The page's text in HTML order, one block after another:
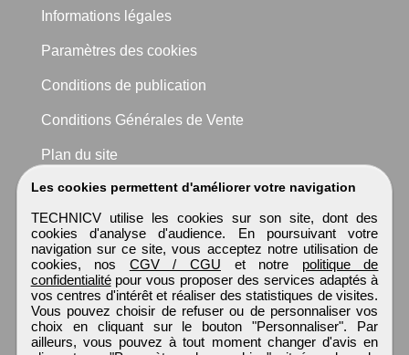
Les cookies permettent d'améliorer votre navigation
TECHNICV utilise les cookies sur son site, dont des
cookies d'analyse d'audience. En poursuivant votre
navigation sur ce site, vous acceptez notre utilisation de
cookies, nos CGV / CGU et notre politique de
confidentialitépour vous proposer des services adaptés à
vos centres d'intérêt et réaliser des statistiques de visites.
Vous pouvez choisir de refuser ou de personnaliser vos
choix en cliquant sur le bouton "Personnaliser". Par
ailleurs, vous pouvez à tout moment changer d'avis en
Informations légales
Paramètres des cookies
Conditions de publication
Conditions Générales de Vente
Plan du site